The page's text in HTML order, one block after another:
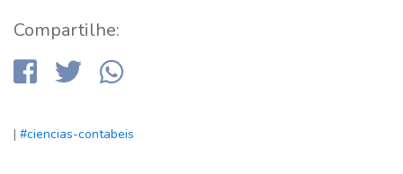
Compartilhe:
| #ciencias-contabeis